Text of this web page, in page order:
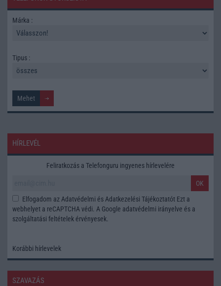
Márka :
Tipus :
HÍRLEVÉL
Feliratkozás a Telefonguru ingyenes hírlevelére
OK
Elfogadom azAdatvédelmi és Adatkezelési Tájékoztatót Ezt a
webhelyet a reCAPTCHA védi. A Google adatvédelmi irányelve és a
szolgáltatási feltételek érvényesek.
Korábbi hírlevelek
SZAVAZÁS